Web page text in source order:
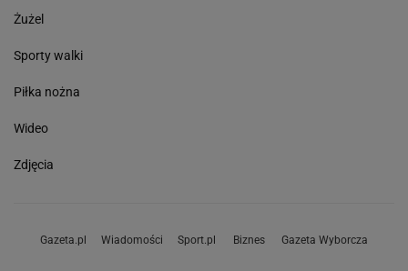
Żużel
Sporty walki
Piłka nożna
Wideo
Zdjęcia
Gazeta.pl Wiadomości Sport.pl Biznes Gazeta Wyborcza